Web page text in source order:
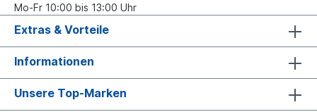
Mo-Fr 10:00 bis 13:00 Uhr
Extras & Vorteile
Informationen
Unsere Top-Marken